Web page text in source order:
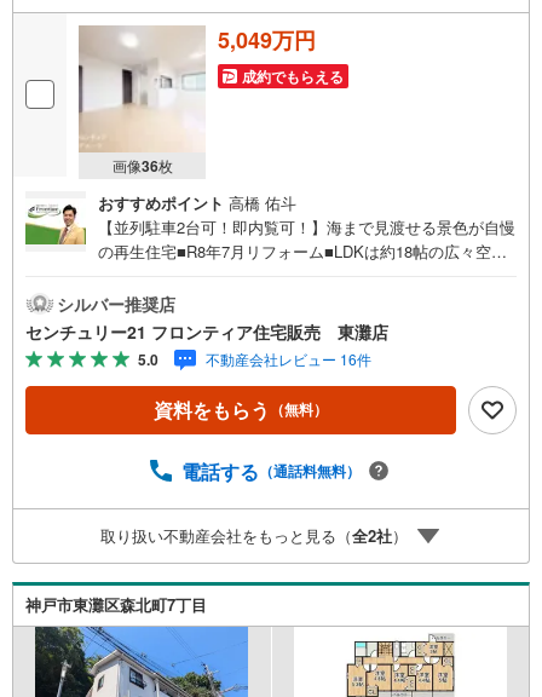
画像36枚
5,049万円
成約でもらえる
おすすめポイント 高橋 佑斗
【並列駐車2台可！即内覧可！】海まで見渡せる景色が自慢
の再生住宅■R8年7月リフォーム■LDKは約18帖の広々空間■
フォーム内容・外壁塗装・屋根塗装・クロス張替え・給湯
器交換 立地・神戸市立本山第三小学校まで徒歩約18分・神
戸市立本山中学校まで徒歩約33分 弊社が選ばれる理由 1.お
金の扱い方のプロ、ファイナンシャルプランナーが資金計
画をサポート！2.買い替えなどにも対応できる売却専門チ
ームあり！3.たくさんの銀行と繋がりがあるため、最も低
になったお家のリフォームも弊社のリフォームプランナー
ポートいたします弊社は専門家同士が連携をとっているた
め、より多くの知見がございますお気軽にお問合せくださ
い！
シルバー推奨店
センチュリー21 フロンティア住宅販売 東灘店
5.0 不動産会社レビュー 16件
資料をもらう （無料）
電話する （通話料無料）
取り扱い不動産会社をもっと見る（全2社）
神戸市東灘区森北町7丁目